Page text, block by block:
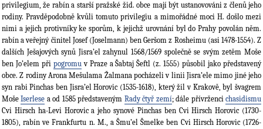
privilegium, že rabín a starší pražské žid. obce mají být ustanovováni z členů jeho
rodiny. Pravděpodobně kvůli tomuto privilegiu a mimořádné moci H. došlo mezi
nimi a jejich protivníky ke sporům, k jejichž urovnání byl do Prahy povolán něm.
rabín a veřejný činitel Josef (Joselmann) ben Geršom z Rosheimu (asi 1478-1554). Z
dalších Ješajových synů Jisra’el zahynul 1568/1569 společně se svým zetěm Moše
ben Jo’elem při pogromuv Praze a Šabtaj Šeftl (z. 1555) působil jako představený
obce. Z rodiny Arona Mešulama Žalmana pocházeli v linii Jisra’ele mimo jiné jeho
syn rabi Pinchas ben Jisra’el Horovic (1535-1618), který žil v Krakově, byl švagrem
MošeIserlese a od 1585 představeným Rady čtyř zemí; dále přívržencichasidismu
Cvi Hirsch ha-Levi Horovic a jeho synové Pinchas ben Cvi Hirsch Horovic (1730-
1805), rabín ve Frankfurtu n. M., a Šmu’el Šmelke ben Cvi Hirsch Horovic (1726-